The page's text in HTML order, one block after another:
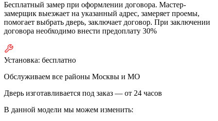
Бесплатный замер при оформлении договора. Мастер-
замерщик выезжает на указанный адрес, замеряет проемы,
помогает выбрать дверь, заключает договор. При заключении
договора необходимо внести предоплату 30%
Установка: бесплатно
Обслуживаем все районы Москвы и МО
Дверь изготавливается под заказ — от 24 часов
В данной модели мы можем изменить: